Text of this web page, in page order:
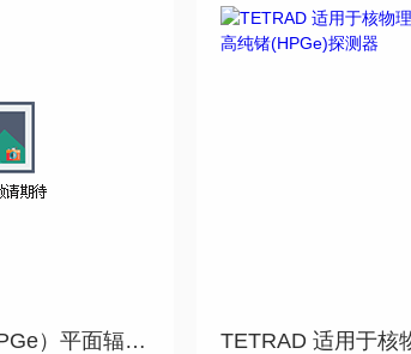
高性能高纯锗（HPGe）平面辐射探测器，用于安全保障和非破坏性分析